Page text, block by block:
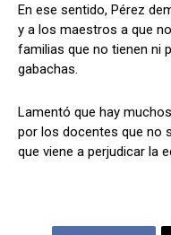
En ese sentido, Pérez
y a los maestros a que
familias que no tienen ni
gabachas.
Lamentó que hay
por los docentes que no
que viene a perjudicar la